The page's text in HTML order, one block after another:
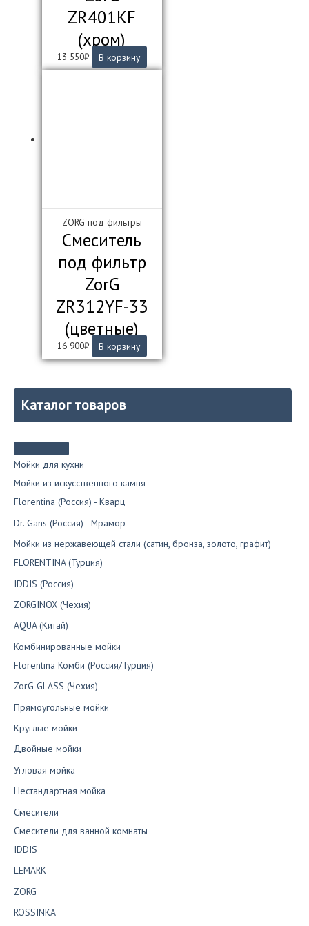
Каталог товаров
Мойки для кухни
Мойки из искусственного камня
Florentina (Россия) - Кварц
Dr. Gans (Россия) - Мрамор
Мойки из нержавеющей стали (сатин, бронза, золото, графит)
FLORENTINA (Турция)
IDDIS (Россия)
ZORGINOX (Чехия)
AQUA (Китай)
Комбинированные мойки
Florentina Комби (Россия/Турция)
ZorG GLASS (Чехия)
Прямоугольные мойки
Круглые мойки
Двойные мойки
Угловая мойка
Нестандартная мойка
Смесители
Смесители для ванной комнаты
IDDIS
LEMARK
ZORG
ROSSINKA
ZR401KF
(хром)
13 550₽ В корзину
ZORG под фильтры
Смеситель
под фильтр
ZorG
ZR312YF-33
(цветные)
16 900₽ В корзину